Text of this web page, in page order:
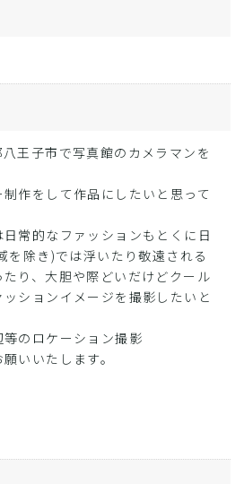
王子市で写真館のカメラマンを
作をして作品にしたいと思って
常的なファッションもとくに日
を除き)では浮いたり敬遠される
り、大胆や際どいだけどクール
ションイメージを撮影したいと
のロケーション撮影
いいたします。